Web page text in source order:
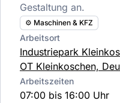
Gestaltung an.
⚙️ Maschinen & KFZ
Arbeitsort
Industriepark
OT Kleinkoschen,
Arbeitszeiten
07:00 bis 16:00 Uhr